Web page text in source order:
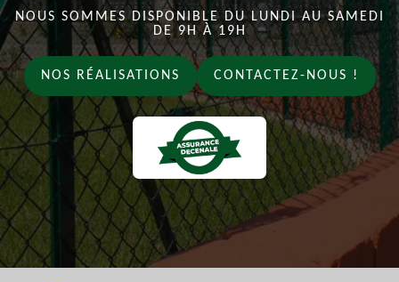
NOUS SOMMES DISPONIBLE DU LUNDI AU SAMEDI
DE 9H À 19H
NOS RÉALISATIONS CONTACTEZ-NOUS !